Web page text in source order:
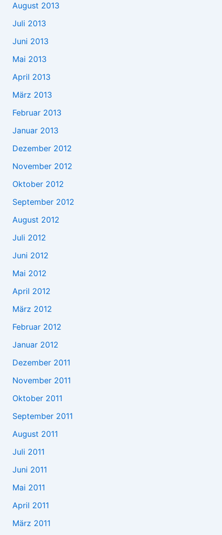
August 2013
Juli 2013
Juni 2013
Mai 2013
April 2013
März 2013
Februar 2013
Januar 2013
Dezember 2012
November 2012
Oktober 2012
September 2012
August 2012
Juli 2012
Juni 2012
Mai 2012
April 2012
März 2012
Februar 2012
Januar 2012
Dezember 2011
November 2011
Oktober 2011
September 2011
August 2011
Juli 2011
Juni 2011
Mai 2011
April 2011
März 2011